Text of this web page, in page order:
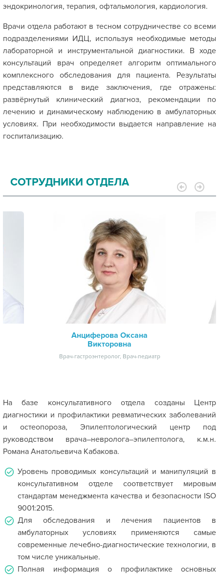
эндокринология, терапия, офтальмология, кардиология.
Врачи отдела работают в тесном сотрудничестве со всеми
подразделениями ИДЦ, используя необходимые методы
лабораторной и инструментальной диагностики. В ходе
консультаций врач определяет алгоритм оптимального
комплексного обследования для пациента. Результаты
представляются в виде заключения, где отражены:
развёрнутый клинический диагноз, рекомендации по
лечению и динамическому наблюдению в амбулаторных
условиях. При необходимости выдается направление на
госпитализацию.
СОТРУДНИКИ ОТДЕЛА
Анциферова Оксана
Викторовна
Врач-гастроэнтеролог, Врач-педиатр
На базе консультативного отдела созданы Центр
диагностики и профилактики ревматических заболеваний
и остеопороза, Эпилептологический центр под
руководством врача–невролога–эпилептолога, к.м.н.
Романа Анатольевича Кабакова.
Уровень проводимых консультаций и манипуляций в
консультативном отделе соответствует мировым
стандартам менеджмента качества и безопасности ISO
9001:2015.
Для обследования и лечения пациентов в
амбулаторных условиях применяются самые
современные лечебно-диагностические технологии, в
том числе уникальные.
Полная информация о профилактике основных